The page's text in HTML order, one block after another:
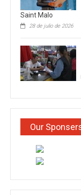
Saint Malo
28 de julio de 2026
Our